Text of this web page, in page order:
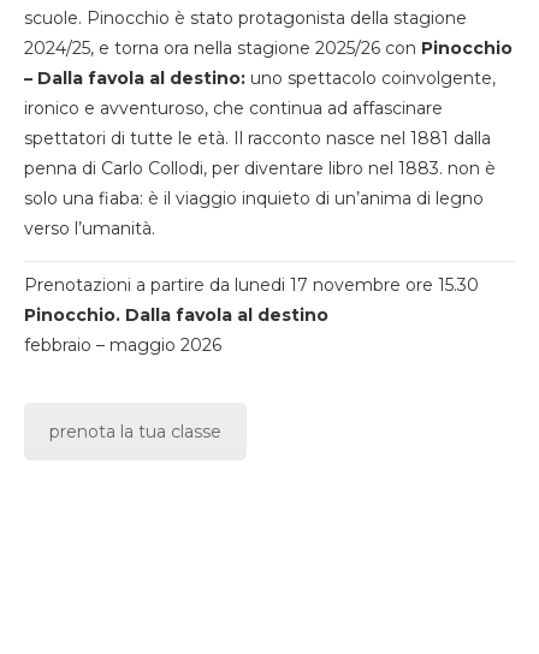
scuole. Pinocchio è stato protagonista della stagione
2024/25, e torna ora nella stagione 2025/26 con Pinocchio
– Dalla favola al destino: uno spettacolo coinvolgente,
ironico e avventuroso, che continua ad affascinare
spettatori di tutte le età. Il racconto nasce nel 1881 dalla
penna di Carlo Collodi, per diventare libro nel 1883. non è
solo una fiaba: è il viaggio inquieto di un’anima di legno
verso l’umanità.
Prenotazioni a partire da lunedi 17 novembre ore 15.30
Pinocchio. Dalla favola al destino
febbraio – maggio 2026
prenota la tua classe